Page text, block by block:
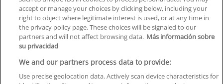
Orientación
Quiénes somos
Contacta
Aviso Legal
Política de Privacidad
accept or manage your choices by clicking below, including your
right to object where legitimate interest is used, or at any time in
the privacy policy page. These choices will be signaled to our
partners and will not affect browsing data. Más información sobre
su privacidad
We and our partners process data to provide:
Use precise geolocation data. Actively scan device characteristics for